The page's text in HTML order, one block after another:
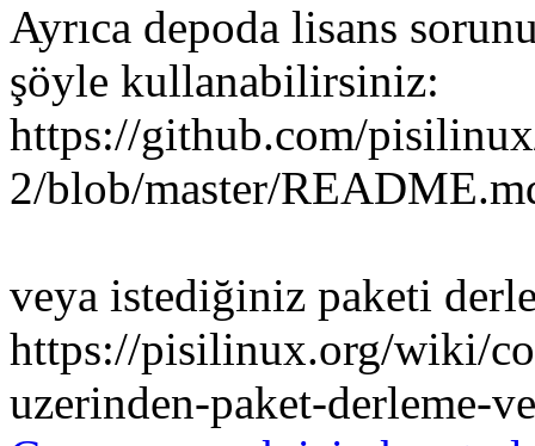
Ayrıca depoda lisans
şöyle kullanabilirsiniz:
https://github.com/
2/blob/master/
veya istediğiniz paketi
https://pisilinux.org/wiki/
uzerinden-paket-derleme-